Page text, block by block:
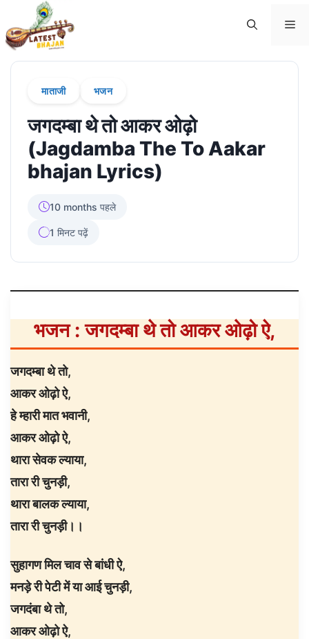
to
content
माताजी भजन
जगदम्बा थे तो आकर ओढ़ो
(Jagdamba The To Aakar
bhajan Lyrics)
10 months पहले
1 मिनट पढ़ें
भजन: जगदम्बा थे तो आकर ओढ़ो ऐ,
जगदम्बा थे तो,
आकर ओढ़ो ऐ,
हे म्हारी मात भवानी,
आकर ओढ़ो ऐ,
थारा सेवक ल्याया,
तारा री चुनड़ी,
थारा बालक ल्याया,
तारा री चुनड़ी।।
सुहागण मिल चाव से बांधी ऐ,
मनड़े री पेटी में या आई चुनड़ी,
जगदंबा थे तो,
आकर ओढ़ो ऐ,